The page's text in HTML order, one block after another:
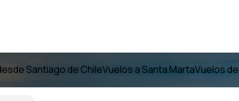
Santiago de ChileVuelos a Santa MartaVuelos